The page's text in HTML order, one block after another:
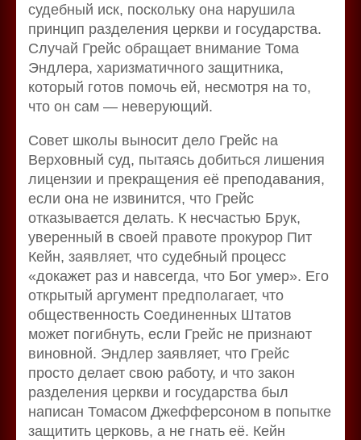
судебный иск, поскольку она нарушила
принцип разделения церкви и государства.
Случай Грейс обращает внимание Тома
Эндлера, харизматичного защитника,
который готов помочь ей, несмотря на то,
что он сам — неверующий.
Совет школы выносит дело Грейс на
Верховный суд, пытаясь добиться лишения
лицензии и прекращения её преподавания,
если она не извинится, что Грейс
отказывается делать. К несчастью Брук,
уверенный в своей правоте прокурор Пит
Кейн, заявляет, что судебный процесс
«докажет раз и навсегда, что Бог умер». Его
открытый аргумент предполагает, что
общественность Соединенных Штатов
может погибнуть, если Грейс не признают
виновной. Эндлер заявляет, что Грейс
просто делает свою работу, и что закон
разделения церкви и государства был
написан Томасом Джефферсоном в попытке
защитить церковь, а не гнать её. Кейн